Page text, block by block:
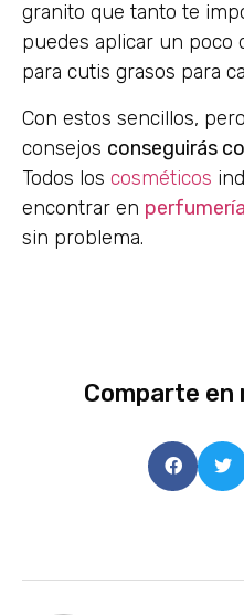
granito que tanto te
puedes aplicar un poco
para cutis grasos para
Con estos sencillos,
consejos conseguirás
Todos los cosméticos
encontrar en
sin problema.
Comparte en